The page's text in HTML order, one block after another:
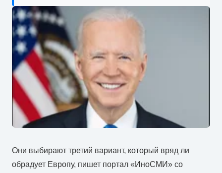
Они выбирают третий вариант, который вряд ли
обрадует Европу, пишет портал «ИноСМИ» со